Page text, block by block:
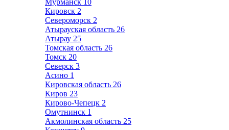
Мурманск 10
Кировск 2
Североморск 2
Атырауская область 26
Атырау 25
Томская область 26
Томск 20
Северск 3
Асино 1
Кировская область 26
Киров 23
Кирово-Чепецк 2
Омутнинск 1
Акмолинская область 25